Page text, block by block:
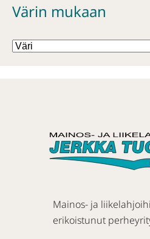
Värin mukaan
Mainos- ja
erikoistunut